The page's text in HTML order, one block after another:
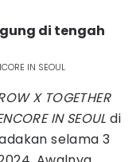
di tengah
IN SEOUL
X TOGETHER
IN SEOUL di
selama 3